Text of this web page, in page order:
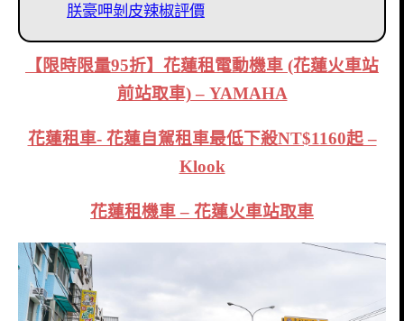
朕豪呷剝皮辣椒評價
【限時限量95折】花蓮租電動機車 (花蓮火車站
前站取車) – YAMAHA
花蓮租車- 花蓮自駕租車最低下殺NT$1160起 –
Klook
花蓮租機車 – 花蓮火車站取車